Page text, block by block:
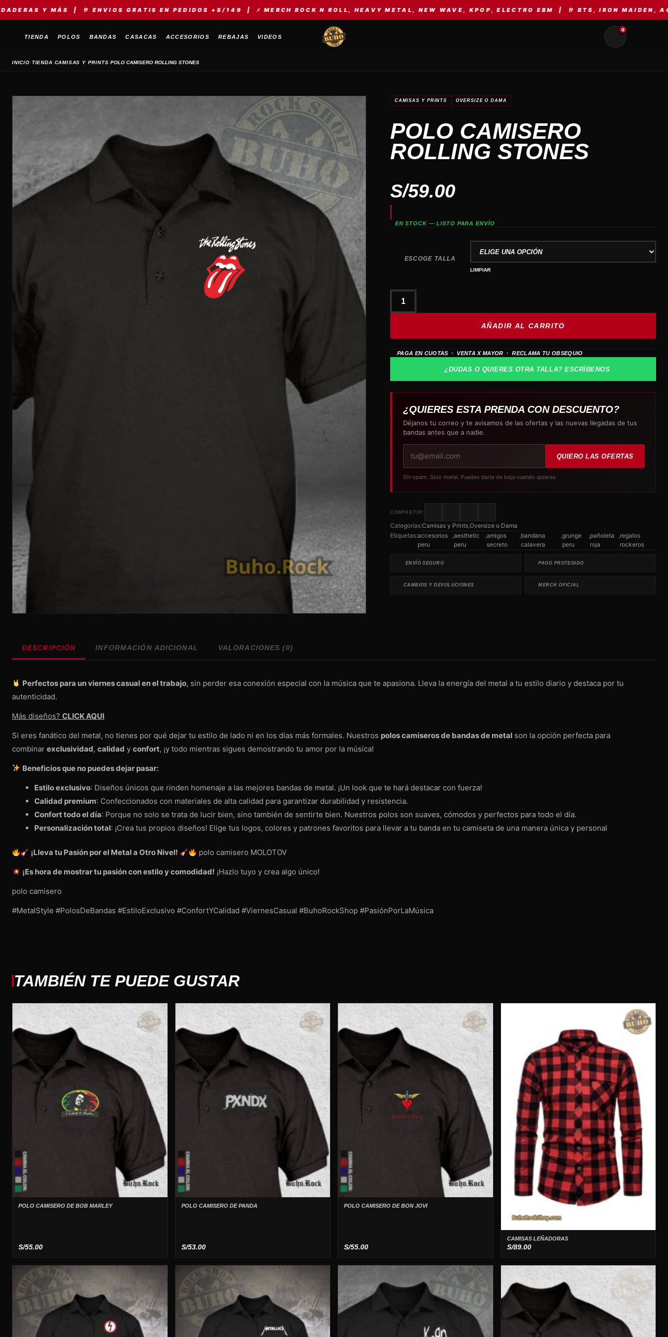
| 🤘 ENVIOS GRATIS EN PEDIDOS +S/149 | ⚡ MERCH ROCK N ROLL, HEAVY METAL, NEW WAVE, KPOP, ELECTRO EBM | 🤘 BTS, IRON MAIDEN, AC/DC,
TIENDA POLOS BANDAS CASACAS ACCESORIOS REBAJAS VIDEOS
0
INICIO›TIENDA›CAMISAS Y PRINTS›POLO CAMISERO ROLLING STONES
CAMISAS Y PRINTS OVERSIZE O DAMA
POLO CAMISERO
ROLLING STONES
S/59.00
EN STOCK — LISTO PARA ENVÍO
ESCOGE TALLA
LIMPIAR
polo
cantidad
AÑADIR AL CARRITO
PAGA EN CUOTAS · VENTA X MAYOR · RECLAMA TU OBSEQUIO
¿DUDAS O QUIERES OTRA TALLA? ESCRÍBENOS
¿QUIERES ESTA PRENDA CON DESCUENTO?
Déjanos tu correo y te avisamos de las ofertas y las nuevas llegadas de tus
bandas antes que a nadie.
correo
electrónico
QUIERO LAS OFERTAS
Sin spam. Solo metal. Puedes darte de baja cuando quieras.
COMPARTIR:
Categorías:Camisas y Prints,Oversize o Dama
Etiquetas:accesorios
peru
,aesthetic
peru
,amigos
secreto
,bandana
calavera
,grunge
peru
,pañoleta
roja
,regalos
rockeros
ENVÍO SEGURO PAGO PROTEGIDO
CAMBIOS Y DEVOLUCIONES MERCH OFICIAL
DESCRIPCIÓN INFORMACIÓN ADICIONAL VALORACIONES (0)
Perfectos para un viernes casual en el trabajo, sin perder esa conexión especial con la música que te apasiona. Lleva la energía del metal a tu estilo diario y destaca por tu
autenticidad.
Más diseños? CLICK AQUI
Si eres fanático del metal, no tienes por qué dejar tu estilo de lado ni en los días más formales. Nuestros polos camiseros de bandas de metal son la opción perfecta para
combinar exclusividad, calidad y confort, ¡y todo mientras sigues demostrando tu amor por la música!
Beneficios que no puedes dejar pasar:
Estilo exclusivo: Diseños únicos que rinden homenaje a las mejores bandas de metal. ¡Un look que te hará destacar con fuerza!
Calidad premium: Confeccionados con materiales de alta calidad para garantizar durabilidad y resistencia.
Confort todo el día: Porque no solo se trata de lucir bien, sino también de sentirte bien. Nuestros polos son suaves, cómodos y perfectos para todo el día.
Personalización total: ¡Crea tus propios diseños! Elige tus logos, colores y patrones favoritos para llevar a tu banda en tu camiseta de una manera única y personal
¡Lleva tu Pasión por el Metal a Otro Nivel! polo camisero MOLOTOV
¡Es hora de mostrar tu pasión con estilo y comodidad! ¡Hazlo tuyo y crea algo único!
polo camisero
#MetalStyle #PolosDeBandas #EstiloExclusivo #ConfortYCalidad #ViernesCasual #BuhoRockShop #PasiónPorLaMúsica
TAMBIÉN TE PUEDE GUSTAR
POLO CAMISERO DE BOB MARLEY
S/55.00
POLO CAMISERO DE PANDA
S/53.00
POLO CAMISERO DE BON JOVI
S/55.00
CAMISAS LEÑADORAS
S/89.00